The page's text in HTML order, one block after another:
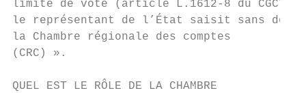
limite de vote (article L.1612-8 du
le représentant de l’État saisit sans
la Chambre régionale des comptes
(CRC) ».
QUEL EST LE RÔLE DE LA CHAMBRE